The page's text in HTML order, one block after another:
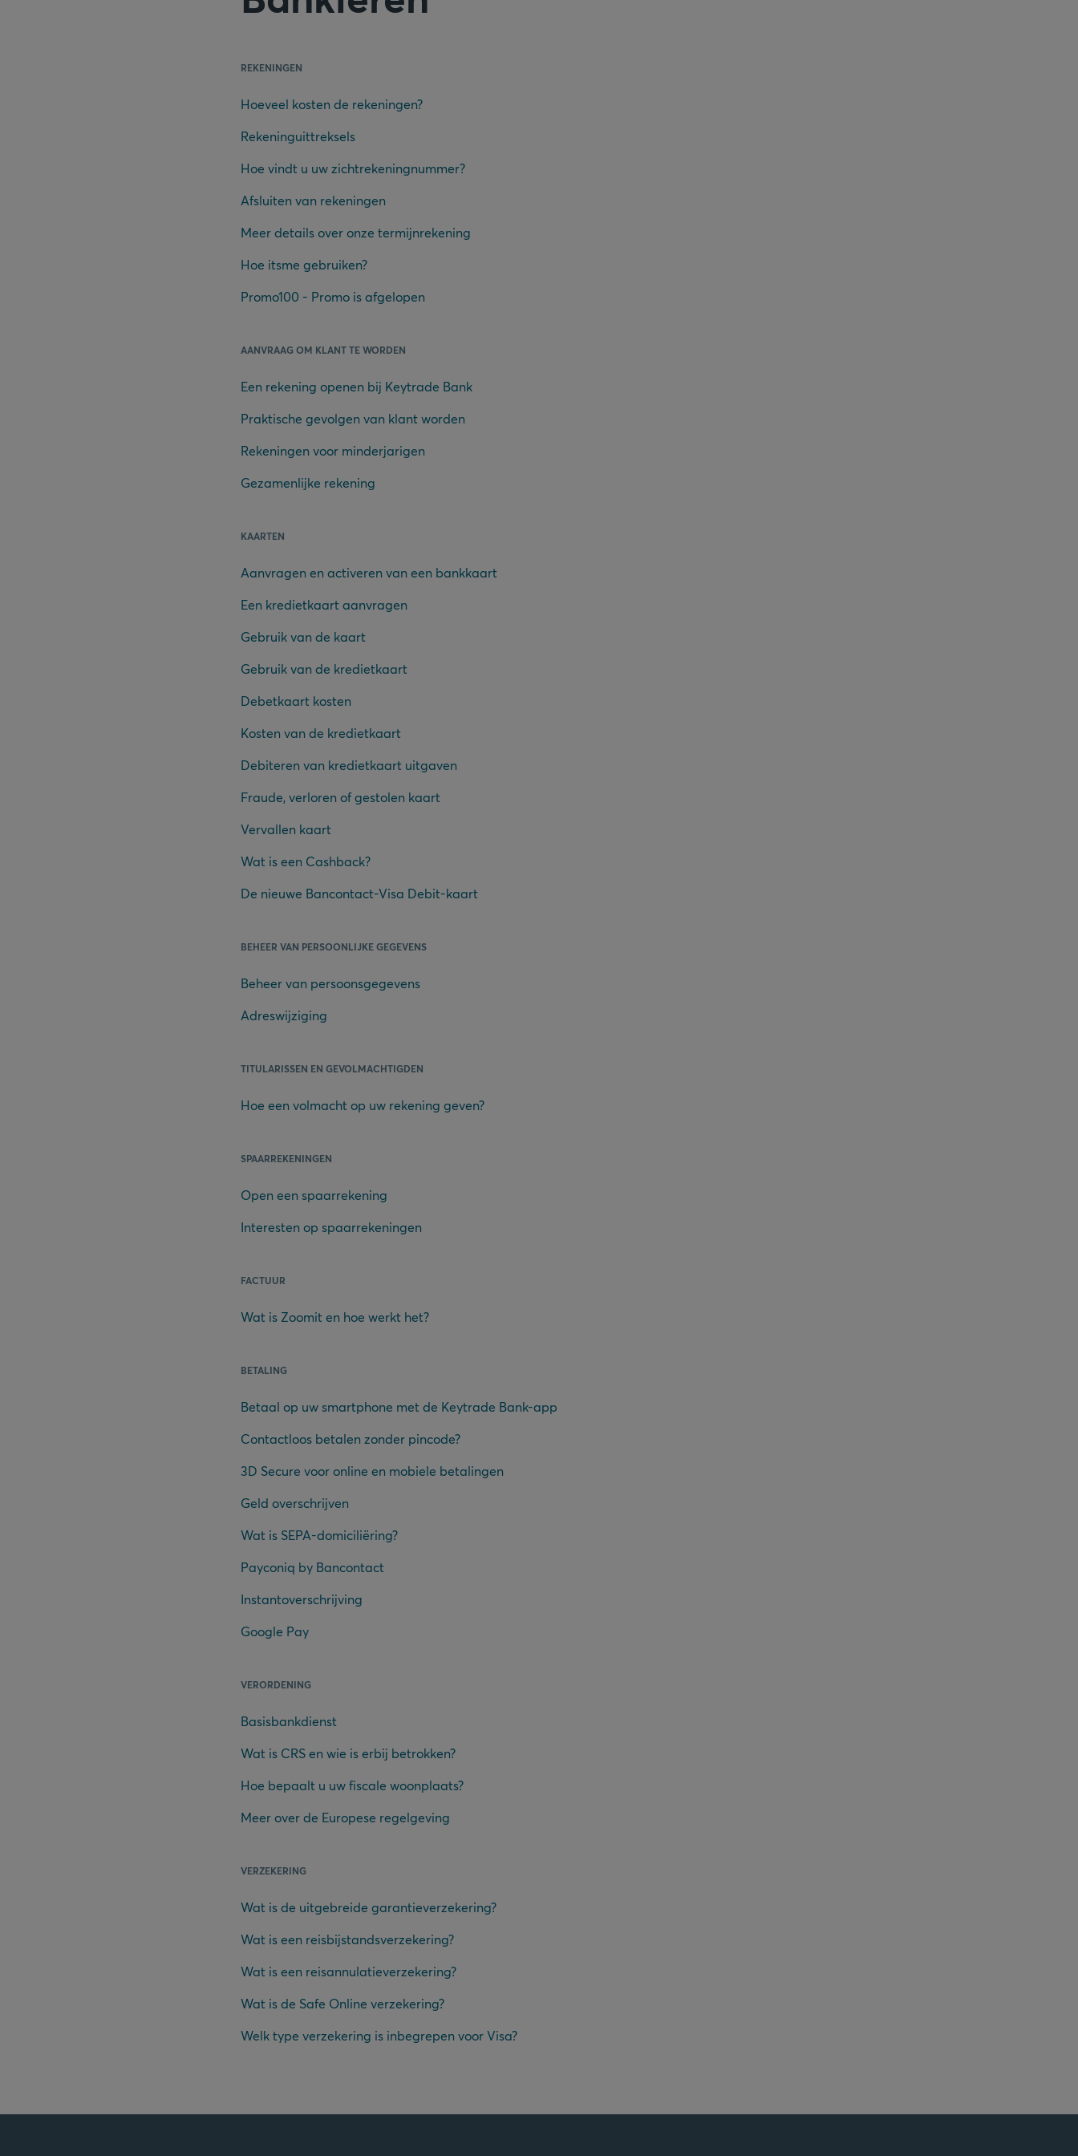
REKENINGEN
Hoeveel kosten de rekeningen?
Rekeninguittreksels
Hoe vindt u uw zichtrekeningnummer?
Afsluiten van rekeningen
Meer details over onze termijnrekening
Hoe itsme gebruiken?
Promo100 - Promo is afgelopen
AANVRAAG OM KLANT TE WORDEN
Een rekening openen bij Keytrade Bank
Praktische gevolgen van klant worden
Rekeningen voor minderjarigen
Gezamenlijke rekening
KAARTEN
Aanvragen en activeren van een bankkaart
Een kredietkaart aanvragen
Gebruik van de kaart
Gebruik van de kredietkaart
Debetkaart kosten
Kosten van de kredietkaart
Debiteren van kredietkaart uitgaven
Fraude, verloren of gestolen kaart
Vervallen kaart
Wat is een Cashback?
De nieuwe Bancontact-Visa Debit-kaart
BEHEER VAN PERSOONLIJKE GEGEVENS
Beheer van persoonsgegevens
Adreswijziging
TITULARISSEN EN GEVOLMACHTIGDEN
Hoe een volmacht op uw rekening geven?
SPAARREKENINGEN
Open een spaarrekening
Interesten op spaarrekeningen
FACTUUR
Wat is Zoomit en hoe werkt het?
BETALING
Betaal op uw smartphone met de Keytrade Bank-app
Contactloos betalen zonder pincode?
3D Secure voor online en mobiele betalingen
Geld overschrijven
Wat is SEPA-domiciliëring?
Payconiq by Bancontact
Instantoverschrijving
Google Pay
VERORDENING
Basisbankdienst
Wat is CRS en wie is erbij betrokken?
Hoe bepaalt u uw fiscale woonplaats?
Meer over de Europese regelgeving
VERZEKERING
Wat is de uitgebreide garantieverzekering?
Wat is een reisbijstandsverzekering?
Wat is een reisannulatieverzekering?
Wat is de Safe Online verzekering?
Welk type verzekering is inbegrepen voor Visa?